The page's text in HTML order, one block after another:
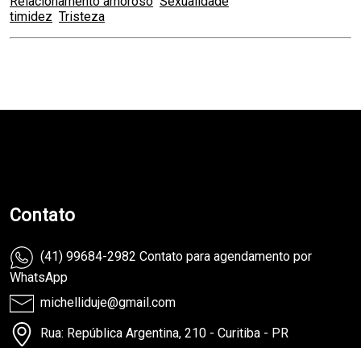
timidez Tristeza
Contato
(41) 99684-2982 Contato para agendamento por
WhatsApp
michelliduje@gmail.com
Rua: República Argentina, 210 - Curitiba - PR